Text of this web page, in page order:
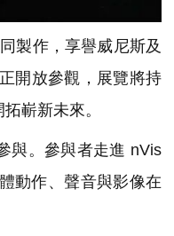
製作，享譽威尼斯及
開放參觀，展覽將持
嶄新未來。
與。參與者走進 nVis
動作、聲音與影像在